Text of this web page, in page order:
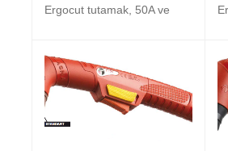
Ergocut tutamak, 50A ve